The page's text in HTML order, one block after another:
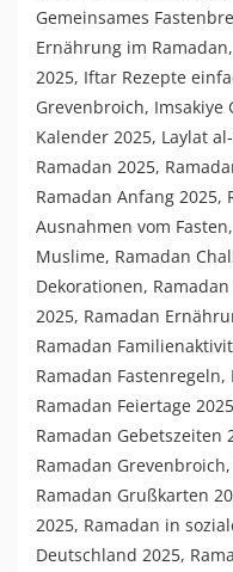
Gemeinsames
Ernährung im Ramadan,
2025, Iftar Rezepte
Grevenbroich, Imsakiye
Kalender 2025, Laylat
Ramadan 2025,
Ramadan Anfang 2025,
Ausnahmen vom Fasten,
Muslime, Ramadan
Dekorationen,
2025, Ramadan
Ramadan
Ramadan Fastenregeln,
Ramadan Feiertage 2025
Ramadan Gebetszeiten
Ramadan Grevenbroich,
Ramadan Grußkarten
2025, Ramadan in
Deutschland 2025,